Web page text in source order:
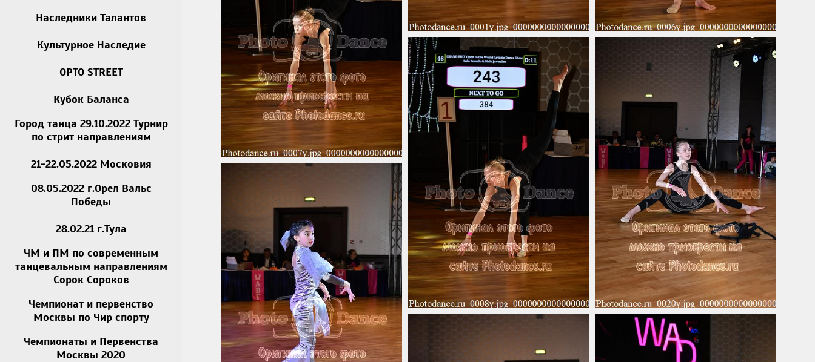
Наследники Талантов
Культурное Наследие
OPTO STREET
Кубок Баланса
Город танца 29.10.2022 Турнир
по стрит направлениям
21-22.05.2022 Московия
08.05.2022 г.Орел Вальс
Победы
28.02.21 г.Тула
ЧМ и ПМ по современным
танцевальным направлениям
Сорок Сороков
Чемпионат и первенство
Москвы по Чир спорту
Чемпионаты и Первенства
Москвы 2020